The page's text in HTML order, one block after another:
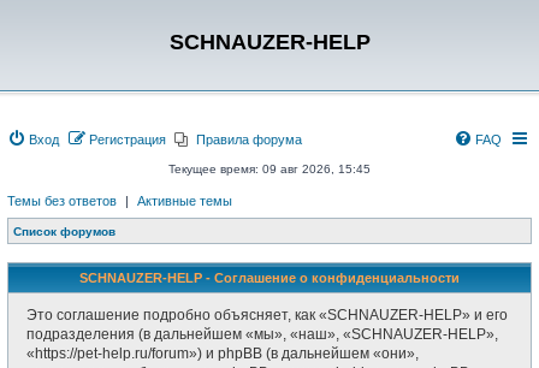
SCHNAUZER-HELP
Вход Регистрация Правила форума FAQ
Текущее время: 09 авг 2026, 15:45
Темы без ответов | Активные темы
Список форумов
SCHNAUZER-HELP - Соглашение о конфиденциальности
Это соглашение подробно объясняет, как «SCHNAUZER-HELP» и его
подразделения (в дальнейшем «мы», «наш», «SCHNAUZER-HELP»,
«https://pet-help.ru/forum») и phpBB (в дальнейшем «они»,